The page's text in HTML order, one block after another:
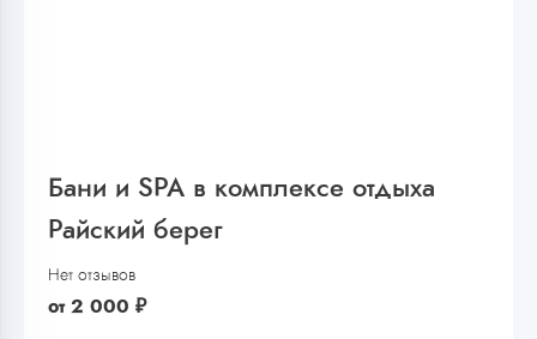
Бани и SPA в комплексе отдыха
Райский берег
Нет отзывов
от 2 000 ₽